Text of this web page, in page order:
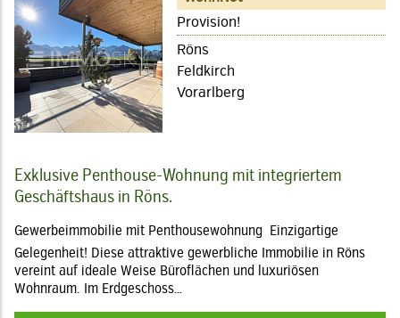
Provision!
Röns
Feldkirch
Vorarlberg
Exklusive Penthouse-Wohnung mit integriertem
Geschäftshaus in Röns.
Gewerbeimmobilie mit Penthousewohnung  Einzigartige
Gelegenheit! Diese attraktive gewerbliche Immobilie in Röns
vereint auf ideale Weise Büroflächen und luxuriösen
Wohnraum. Im Erdgeschoss…